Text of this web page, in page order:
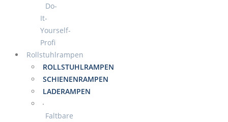
Do-
It-
Yourself-
Profi
Rollstuhlrampen
ROLLSTUHLRAMPEN
SCHIENENRAMPEN
LADERAMPEN
Faltbare